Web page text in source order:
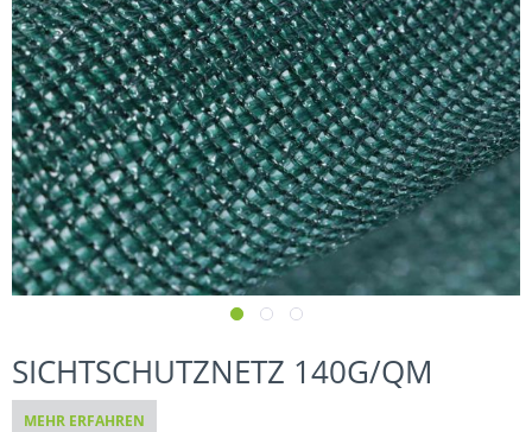
SICHTSCHUTZNETZ 140G/QM
MEHR ERFAHREN